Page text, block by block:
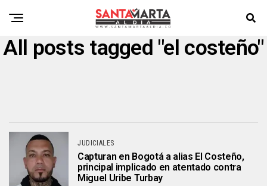
All posts tagged "el costeño"
JUDICIALES
Capturan en Bogotá a alias El Costeño,
principal implicado en atentado contra
Miguel Uribe Turbay